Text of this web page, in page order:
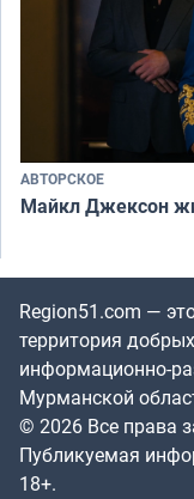
АВТОРСКОЕ
Майкл Джексон
Region51.com —
территория
информационно-
Мурманской
© 2026 Все права
Публикуемая
18+.